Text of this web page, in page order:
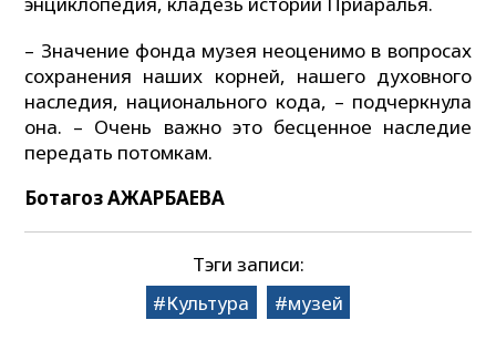
– Значение фонда музея неоценимо в вопросах
сохранения наших корней, нашего духовного
наследия, национального кода, – подчеркнула
она. – Очень важно это бесценное наследие
передать потомкам.
Ботагоз АЖАРБАЕВА
Тэги записи:
Культура
музей